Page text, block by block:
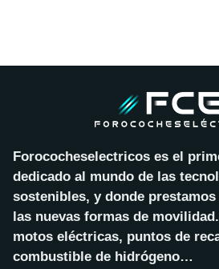
Forococheselectricos es el
dedicado al mundo de las
sostenibles, y donde
las nuevas formas de
motos eléctricas, puntos de
combustible de hidrógeno…